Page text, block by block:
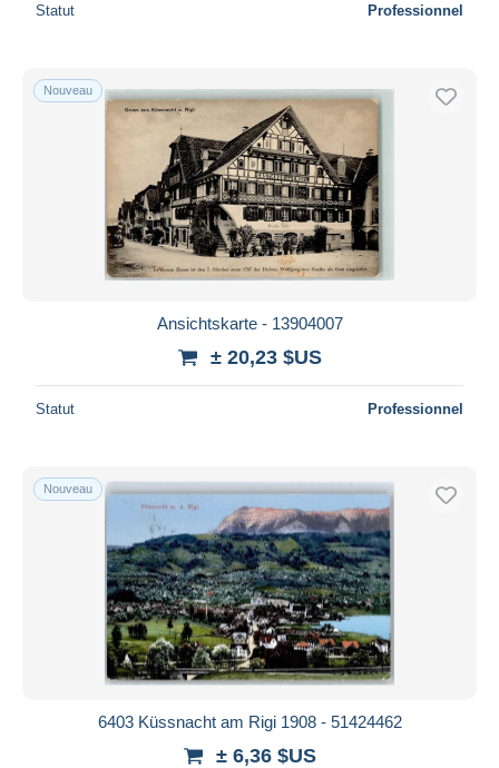
Statut Professionnel
Nouveau
Ansichtskarte - 13904007
± 20,23 $US
Statut Professionnel
Nouveau
6403 Küssnacht am Rigi 1908 - 51424462
± 6,36 $US